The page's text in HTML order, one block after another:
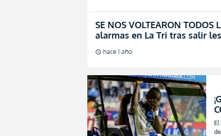
SE NOS VOLTEARON TODOS
alarmas en La Tri tras salir
schedule hace 1 año
El